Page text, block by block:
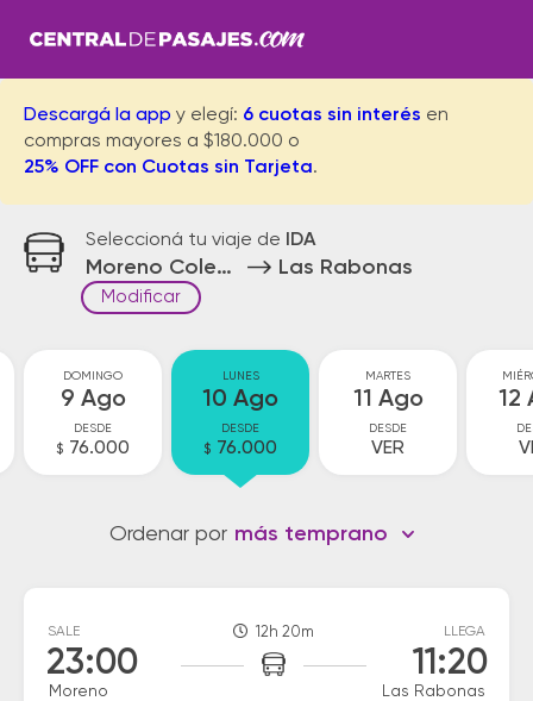
Descargá la app y elegí: 6 cuotas sin interés en
compras mayores a $180.000 o
25% OFF con Cuotas sin Tarjeta.
Seleccioná tu viaje de IDA
Moreno Colectora Las Rabonas
Modificar
DOMINGO
9 Ago
DESDE
$ 76.000
LUNES
10 Ago
DESDE
$ 76.000
MARTES
11 Ago
DESDE
VER
12
Ordenar por más temprano
SALE
23:00
Moreno
12h 20m LLEGA
11:20
Las Rabonas